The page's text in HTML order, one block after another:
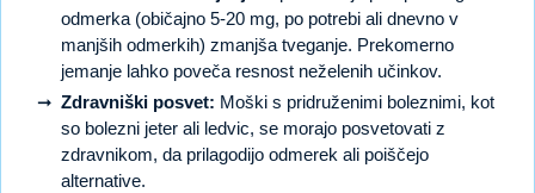
odmerka (običajno 5-20 mg, po potrebi ali dnevno v
manjših odmerkih) zmanjša tveganje. Prekomerno
jemanje lahko poveča resnost neželenih učinkov.
Zdravniški posvet: Moški s pridruženimi boleznimi, kot
so bolezni jeter ali ledvic, se morajo posvetovati z
zdravnikom, da prilagodijo odmerek ali poiščejo
alternative.